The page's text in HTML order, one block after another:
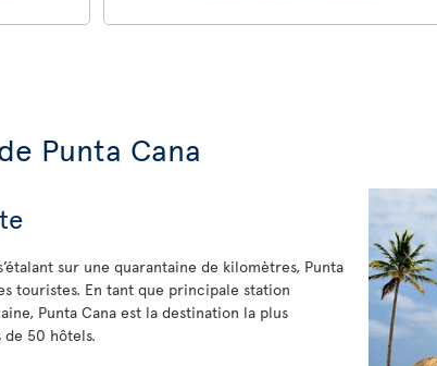
Punta Cana
sur une quarantaine de kilomètres, Punta
touristes. En tant que principale station
Punta Cana est la destination la plus
50 hôtels.